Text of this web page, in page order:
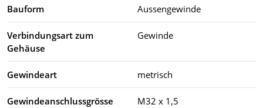
Bauform Aussengewinde
Verbindungsart zum
Gehäuse
Gewinde
Gewindeart metrisch
Gewindeanschlussgrösse M32 x 1,5